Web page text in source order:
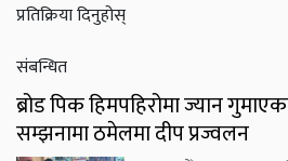
प्रतिक्रिया दिनुहोस्
संबन्धित
ब्रोड पिक हिमपहिरोमा ज्यान
सम्झनामा ठमेलमा दीप प्रज्वलन